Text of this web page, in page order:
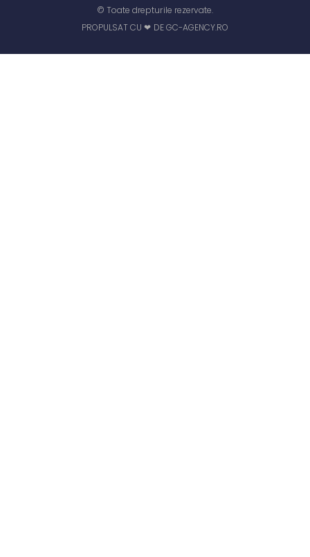
© Toate drepturile rezervate.
PROPULSAT CU ❤ DE GC-AGENCY.RO